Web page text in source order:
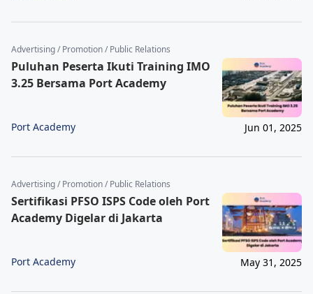
Advertising / Promotion / Public Relations
Puluhan Peserta Ikuti Training IMO
3.25 Bersama Port Academy
Port Academy Jun 01, 2025
Advertising / Promotion / Public Relations
Sertifikasi PFSO ISPS Code oleh Port
Academy Digelar di Jakarta
Port Academy May 31, 2025